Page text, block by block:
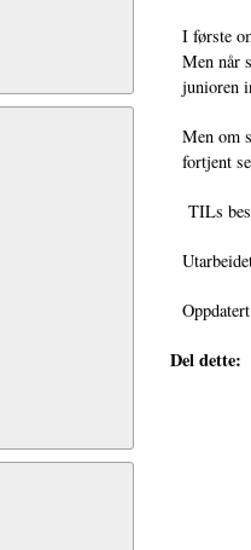
I første
Men når
junioren
Men om
fortjent
TILs
Del dette: